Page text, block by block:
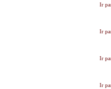
Ir
Ir
Ir
Ir